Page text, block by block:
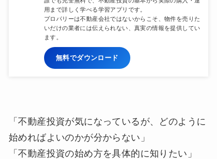
用まで詳しく学べる学習アプリです。
プロパリーは不動産会社ではないからこそ、物件を売りた
いだけの業者には伝えられない、真実の情報を提供してい
ます。
無料でダウンロード
「不動産投資が気になっているが、どのように
始めればよいのかが分からない」
「不動産投資の始め方を具体的に知りたい」